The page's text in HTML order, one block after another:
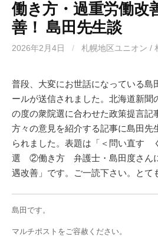
働き方・過重労働改
善！ 島田先生談
2026年2月4日 / 札幌地区ユニオン /
普段、大変にお世話になっている島
ールが送信されました。北海道新聞
の度の衆院選に合わせた政策提言記
方々の意見を紹介する記事に島田先
られました。表題は「＜問い直す
選 ②働き方 弁護士・島田度さん
遇改善」です。ご一読下さい。とて
島田です。
マルチポストをご容赦ください。